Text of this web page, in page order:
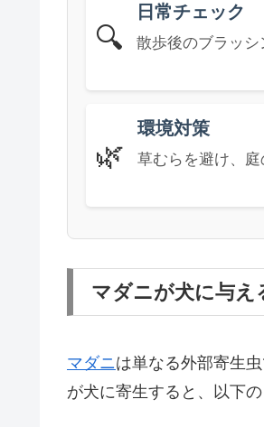
🔍
日常チェック
散歩後のブラッ
🌿
環境対策
草むらを避け、
マダニが犬に与え
マダニは単なる外部寄生
が犬に寄生すると、以下